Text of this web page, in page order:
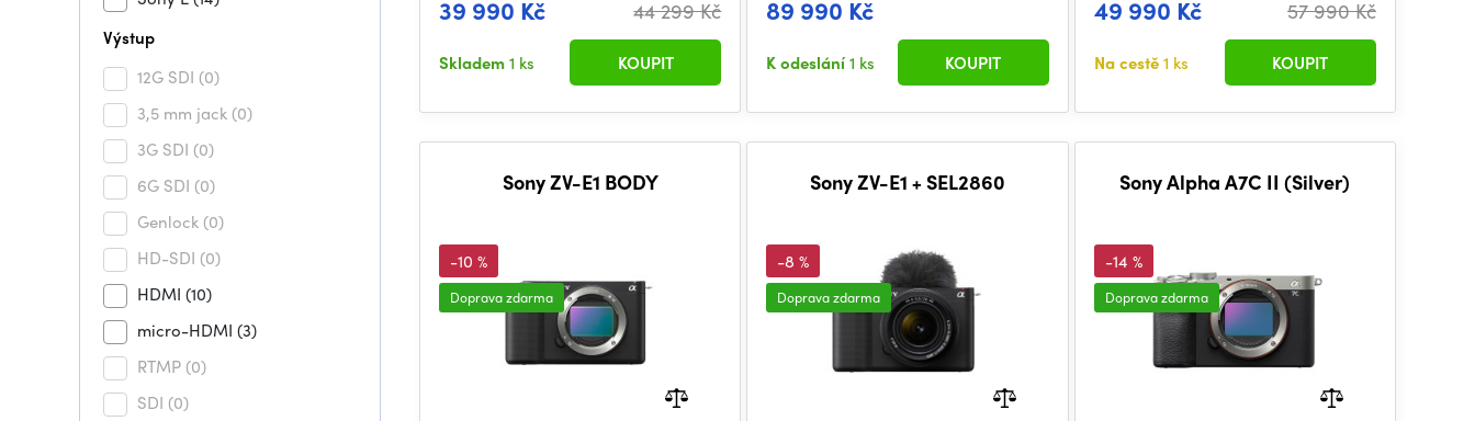
Výstup
12G SDI (0)
3,5 mm jack (0)
3G SDI (0)
6G SDI (0)
Genlock (0)
HD-SDI (0)
HDMI (10)
micro-HDMI (3)
RTMP (0)
SDI (0)
39 990 Kč 44 299 Kč
Skladem1 ks KOUPIT
89 990 Kč
K odeslání1 ks KOUPIT
49 990 Kč 57 990 Kč
Na cestě1 ks KOUPIT
Sony ZV-E1 BODY
-10 %
Doprava zdarma
Sony ZV-E1 + SEL2860
-8 %
Doprava zdarma
Sony Alpha A7C II (Silver)
-14 %
Doprava zdarma